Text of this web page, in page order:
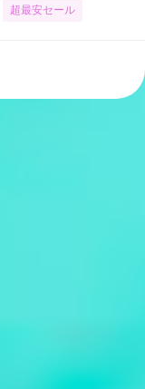
超最安セール